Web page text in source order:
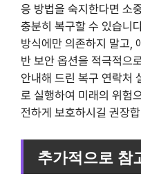
응 방법을 숙지한다면 소
충분히 복구할 수 있습니
방식에만 의존하지 말고,
반 보안 옵션을 적극적으
안내해 드린 복구 연락처
로 실행하여 미래의 위험
전하게 보호하시길 권장
추가적으로 참